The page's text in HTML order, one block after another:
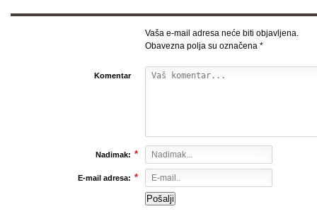
Vaša e-mail adresa neće biti objavljena.
Obavezna polja su označena *
Komentar
Nadimak: *
E-mail adresa: *